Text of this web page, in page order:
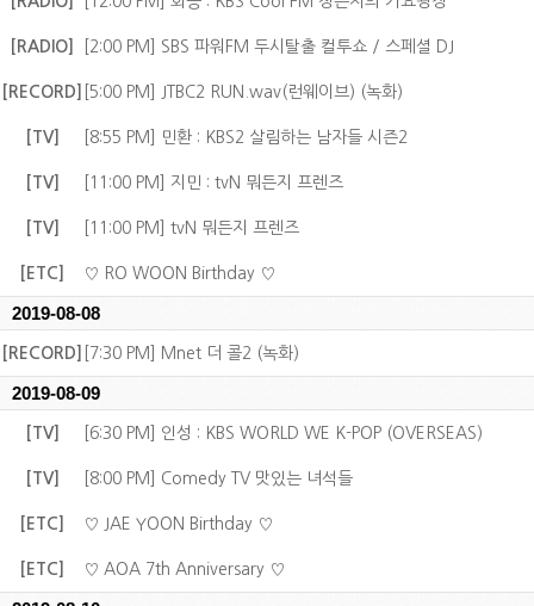
[RADIO] [2:00 PM] SBS 파워FM 두시탈출 컬투쇼 / 스페셜 DJ
[RECORD] [5:00 PM] JTBC2 RUN.wav(런웨이브) (녹화)
[TV] [8:55 PM] 민환 : KBS2 살림하는 남자들 시즌2
[TV] [11:00 PM] 지민 : tvN 뭐든지 프렌즈
[TV] [11:00 PM] tvN 뭐든지 프렌즈
[ETC] ♡ RO WOON Birthday ♡
2019-08-08
[RECORD] [7:30 PM] Mnet 더 콜2 (녹화)
2019-08-09
[TV] [6:30 PM] 인성 : KBS WORLD WE K-POP (OVERSEAS)
[TV] [8:00 PM] Comedy TV 맛있는 녀석들
[ETC] ♡ JAE YOON Birthday ♡
[ETC] ♡ AOA 7th Anniversary ♡